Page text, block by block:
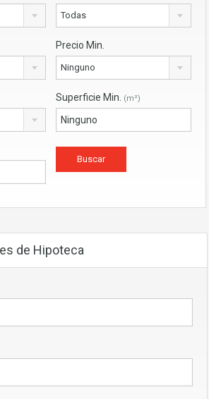
Todas
Precio Min.
Ninguno
Superficie Min. (m²)
de Hipoteca